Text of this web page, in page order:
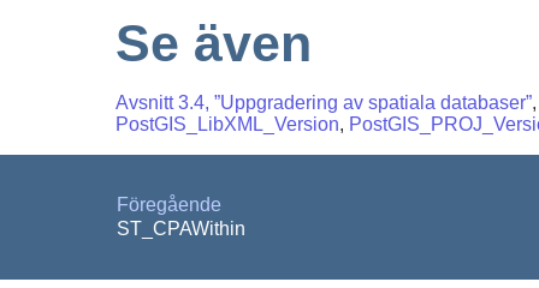
Se även
Avsnitt 3.4, ”Uppgradering av spatiala databaser”
PostGIS_LibXML_Version,
Föregående
ST_CPAWithin